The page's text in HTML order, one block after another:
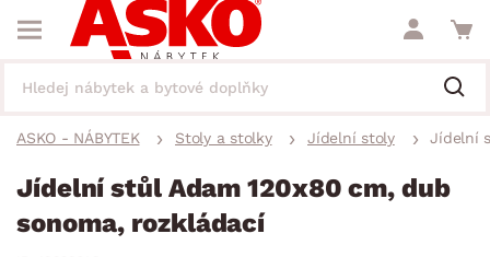
ASKO - NÁBYTEK Stoly a stolky Jídelní stoly Jídelní
Jídelní stůl Adam 120x80 cm, dub
sonoma, rozkládací